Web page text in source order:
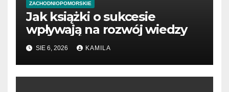
ZACHODNIOPOMORSKIE
Jak książki o sukcesie
wpływają na rozwój wiedzy
SIE 6, 2026 KAMILA